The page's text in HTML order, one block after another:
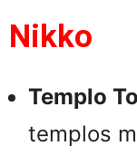
Nikko
Templo
templos